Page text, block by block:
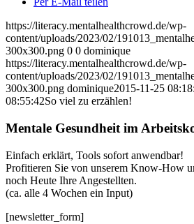
https://literacy.mentalhealthcrowd.de/wp-
content/uploads/2023/02/
300x300.png 0 0 dominique
https://literacy.mentalhealthcrowd.de/wp-
content/uploads/2023/02/
300x300.png dominique2015-11-25
08:55:42So viel zu erzählen!
Mentale Gesundheit im
Einfach erklärt, Tools sofort anwendbar!
Profitieren Sie von unserem Know-How
noch Heute Ihre Angestellten.
(ca. alle 4 Wochen ein Input)
[newsletter_form]